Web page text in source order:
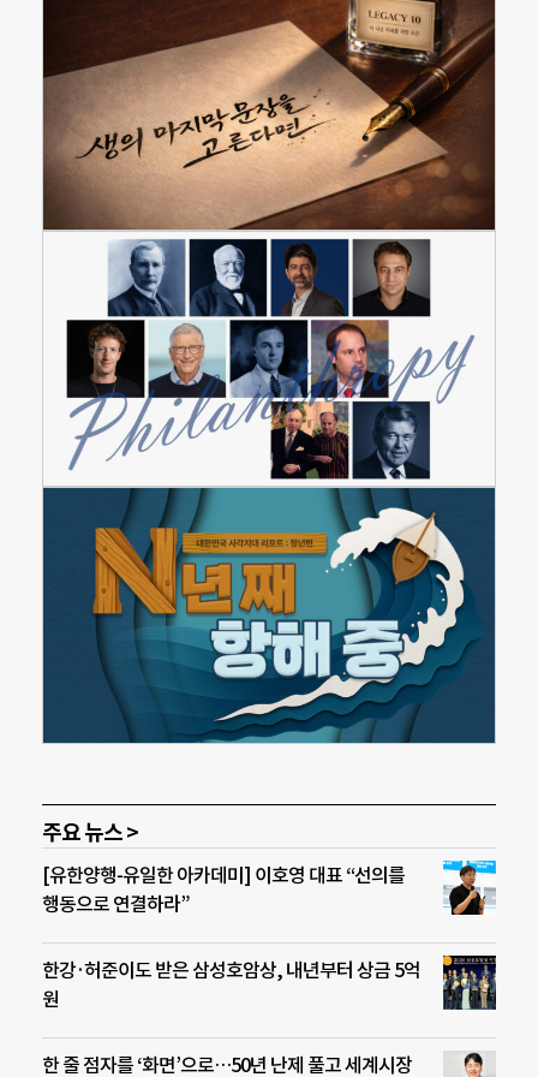
주요 뉴스 >
[유한양행-유일한 아카데미] 이호영 대표 “선의를
행동으로 연결하라”
한강·허준이도 받은 삼성호암상, 내년부터 상금 5억
원
한 줄 점자를 ‘화면’으로…50년 난제 풀고 세계시장